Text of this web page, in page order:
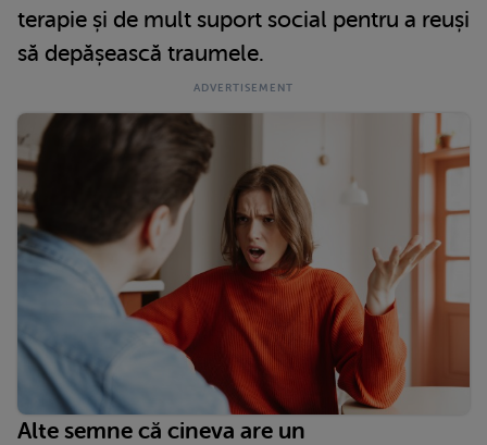
terapie și de mult suport social pentru a reuși
să depășească traumele.
Alte semne că cineva are un